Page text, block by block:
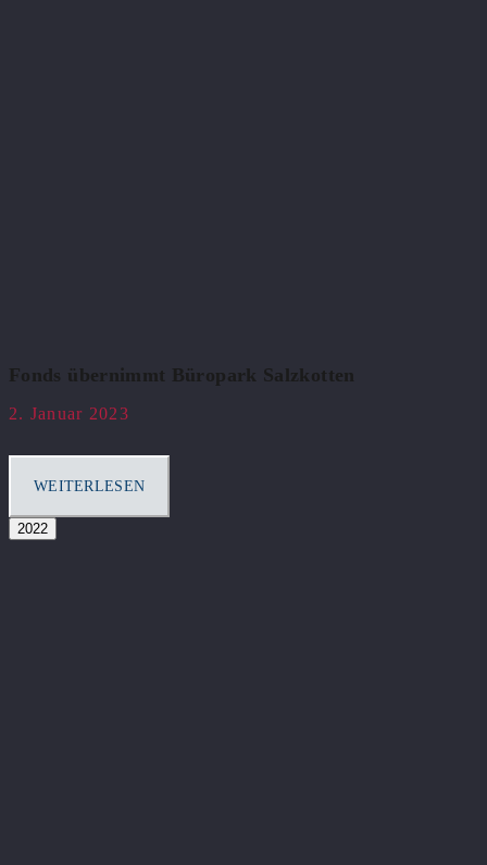
Fonds übernimmt Büropark Salzkotten
2. Januar 2023
WEITERLESEN
2022